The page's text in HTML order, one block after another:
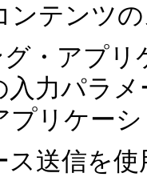
ンテンツ
グ・アプ
力パラ
プリケー
ス送信を